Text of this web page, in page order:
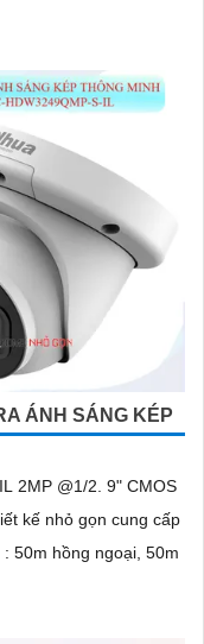
ÁNH SÁNG KÉP
kế nhỏ gọn cung cấp
50m hồng ngoại, 50m